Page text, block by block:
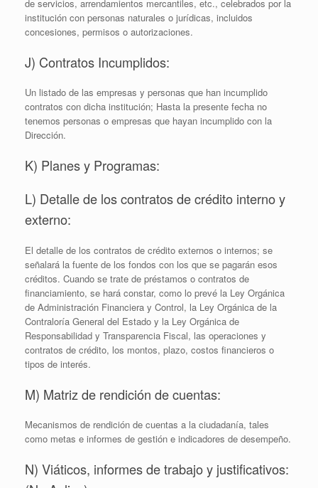
de servicios, arrendamientos mercantiles, etc., celebrados por la
institución con personas naturales o jurídicas, incluidos
concesiones, permisos o autorizaciones.
J) Contratos Incumplidos:
Un listado de las empresas y personas que han incumplido
contratos con dicha institución; Hasta la presente fecha no
tenemos personas o empresas que hayan incumplido con la
Dirección.
K) Planes y Programas:
L) Detalle de los contratos de crédito interno y
externo:
El detalle de los contratos de crédito externos o internos; se
señalará la fuente de los fondos con los que se pagarán esos
créditos. Cuando se trate de préstamos o contratos de
financiamiento, se hará constar, como lo prevé la Ley Orgánica
de Administración Financiera y Control, la Ley Orgánica de la
Contraloría General del Estado y la Ley Orgánica de
Responsabilidad y Transparencia Fiscal, las operaciones y
contratos de crédito, los montos, plazo, costos financieros o
tipos de interés.
M) Matriz de rendición de cuentas:
Mecanismos de rendición de cuentas a la ciudadanía, tales
como metas e informes de gestión e indicadores de desempeño.
N) Viáticos, informes de trabajo y justificativos: